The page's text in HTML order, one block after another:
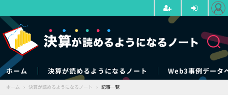
ホーム 決算が読めるようになるノート Web3事例データ
ホーム › 決算が読めるようになるノート › 記事一覧